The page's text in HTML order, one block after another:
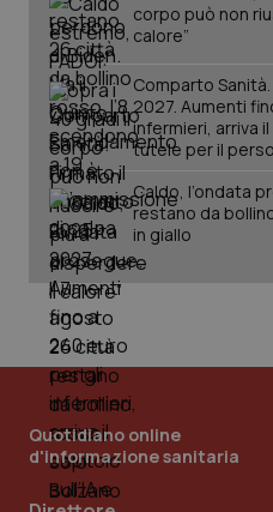
corpo può non
calore”
Comparto
2027. Aumenti
infermieri, arriva
tutele per il
Caldo, l’ondata
restano da
in giallo
Quotidiano online
d'informazione sanitaria
PHPSESSID